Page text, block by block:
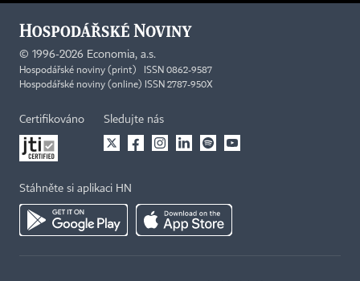
© 1996-2026 Economia, a.s.
Hospodářské noviny (print) ISSN 0862-9587
Hospodářské noviny (online) ISSN 2787-950X
Certifikováno Sledujte nás
Stáhněte si aplikaci HN